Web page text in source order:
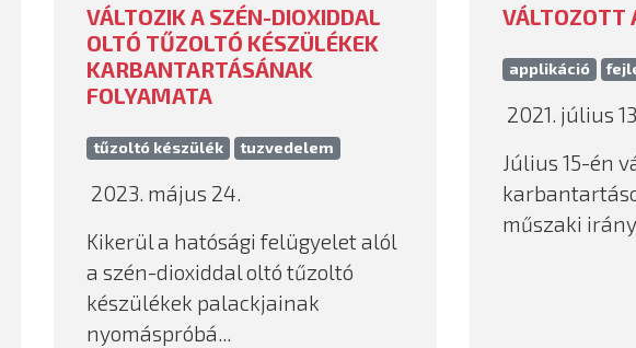
VÁLTOZIK A SZÉN-DIOXIDDAL
OLTÓ TŰZOLTÓ KÉSZÜLÉKEK
KARBANTARTÁSÁNAK
FOLYAMATA
tűzoltó készülék tuzvedelem
2023. május 24.
Kikerül a hatósági felügyelet alól
a szén-dioxiddal oltó tűzoltó
készülékek palackjainak
nyomáspróbá...
VÁLTOZOTT
applikáció
2021. július
Július 15-én
műszaki